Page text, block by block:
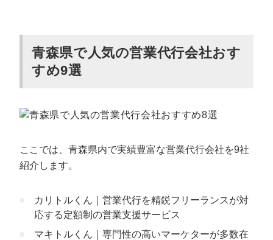
クを抑えた営業代行を提供
EBAテック株式会社｜IT分野に特化したWeb営業代行で
攻めの営業スタイル
青森県の営業代行会社の選び方
サービス内容を確認して選ぶ
青森県で人気の営業代行会社おす
すめ9選
ここでは、青森県内で実績豊富な営業代行会社を9社
紹介します。
カリトルくん｜営業代行を精鋭フリーランスが対
応する定額制の営業支援サービス
マキトルくん｜専門性の高いマーケターが多数在